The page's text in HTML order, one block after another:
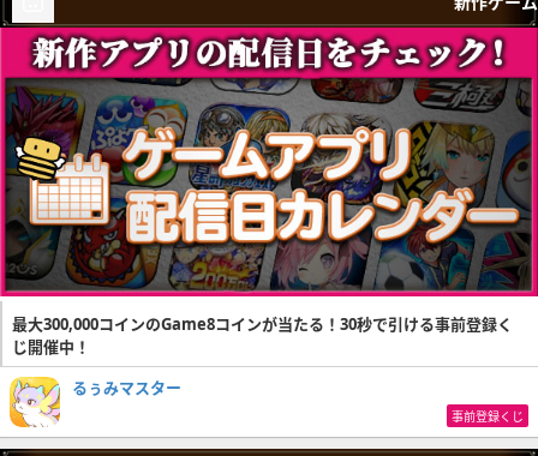
最大300,000コインのGame8コインが当たる！30秒で引ける事前登録く
じ開催中！
るぅみマスター
事前登録くじ